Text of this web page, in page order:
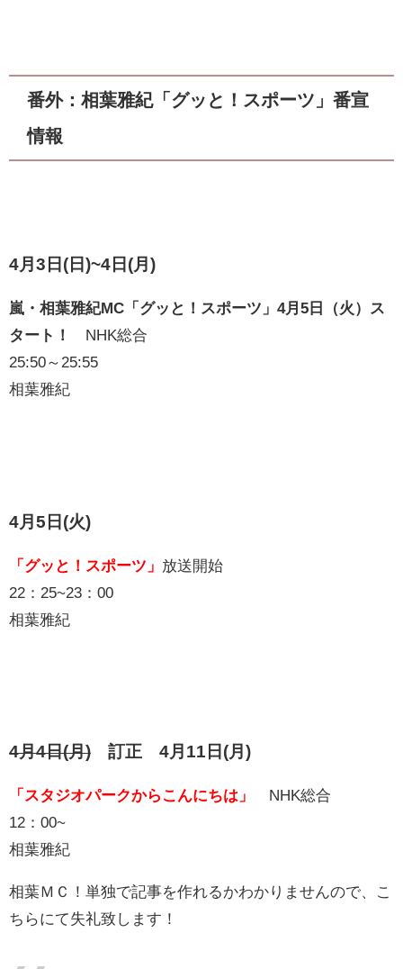
番外：相葉雅紀「グッと！スポーツ」番宣
情報
4月3日(日)~4日(月)
嵐・相葉雅紀MC「グッと！スポーツ」4月5日（火）ス
タート！
NHK総合
25:50～25:55
相葉雅紀
4月5日(火)
「グッと！スポーツ」 放送開始
22：25~23：00
相葉雅紀
4月4日(月) 訂正 4月11日(月)
「スタジオパークからこんにちは」
NHK総合
12：00~
相葉雅紀
相葉ＭＣ！単独で記事を作れるかわかりませんので、こ
ちらにて失礼致します！